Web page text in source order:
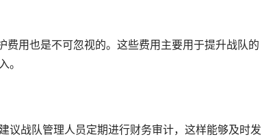
用也是不可忽视的。这些费用主要用于提升战队的
。
议战队管理人员定期进行财务审计，这样能够及时发